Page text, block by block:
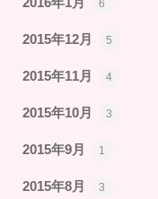
6
2015年12月 5
2015年11月 4
2015年10月 3
2015年9月 1
2015年8月 3